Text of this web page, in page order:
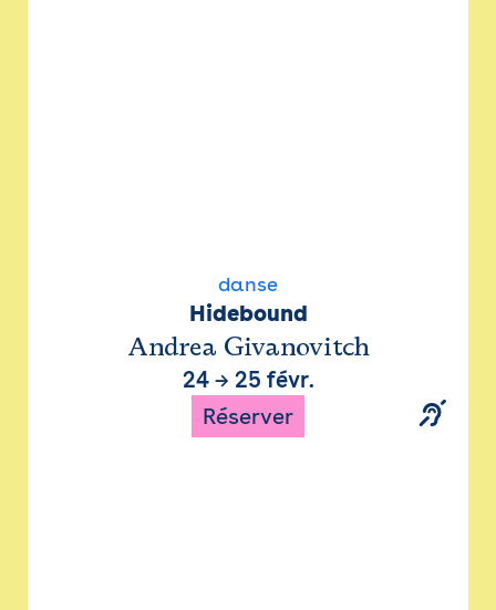
danse
Hidebound
Andrea Givanovitch
24→ 25 févr.
Réserver